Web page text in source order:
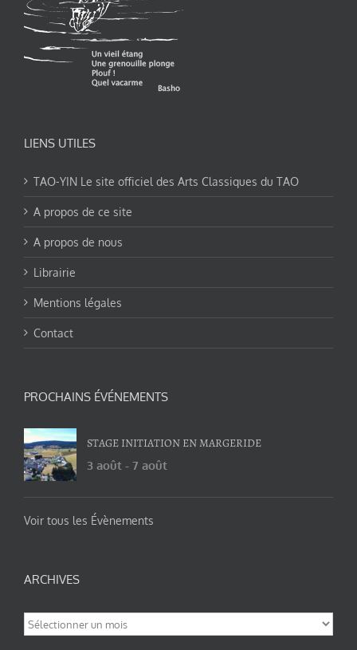
LIENS UTILES
TAO-YIN Le site officiel des Arts Classiques du TAO
A propos de ce site
A propos de nous
Librairie
Mentions légales
Contact
PROCHAINS ÉVÉNEMENTS
STAGE INITIATION EN MARGERIDE
3 août - 7 août
Voir tous les Évènements
ARCHIVES
Archives